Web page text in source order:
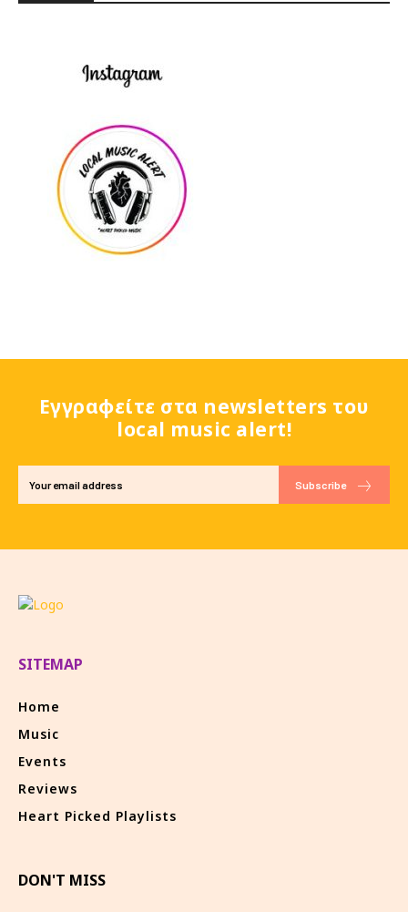
Εγγραφείτε στα newsletters του
local music alert!
Subscribe
SITEMAP
Home
Music
Events
Reviews
Heart Picked Playlists
DON'T MISS